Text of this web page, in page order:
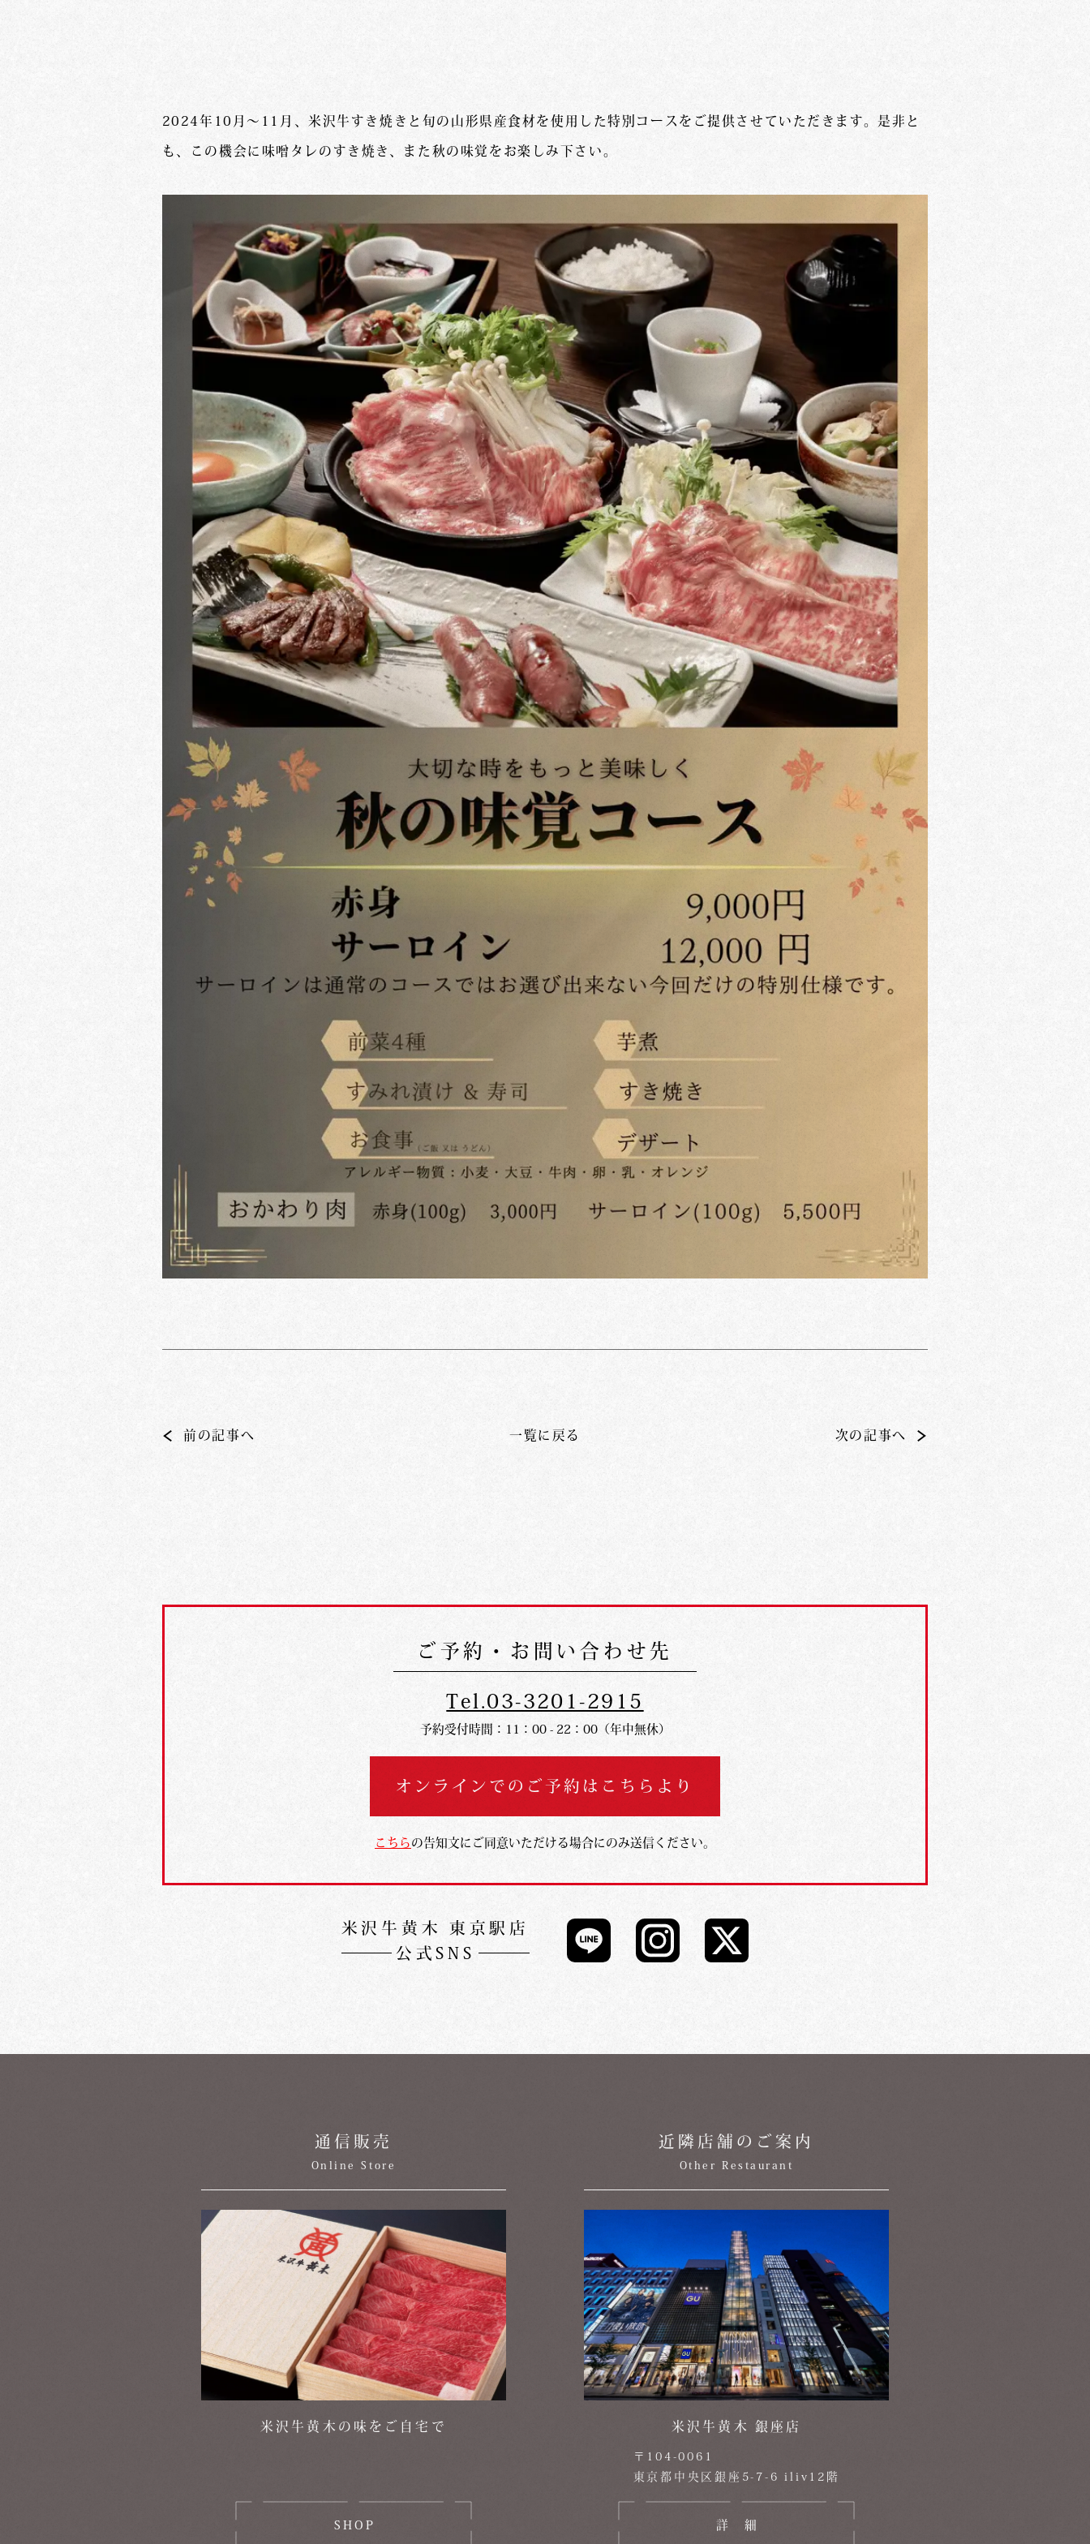
2024年10月～11月、米沢牛すき焼きと旬の山形県産食材を使用した特別コースをご提供させていただきます。是非と
も、この機会に味噌タレのすき焼き、また秋の味覚をお楽しみ下さい。
前の記事へ 一覧に戻る 次の記事へ
ご予約・お問い合わせ先
Tel.03-3201-2915
予約受付時間：11：00 - 22：00（年中無休）
オンラインでの ご予約はこちらより
こちら の告知文にご同意いただける場合にのみ送信ください。
米沢牛黄木 東京駅店
公式SNS
通信販売
Online Store
米沢牛黄木の味をご自宅で
SHOP
近隣店舗のご案内
Other Restaurant
米沢牛黄木 銀座店
〒104-0061
東京都中央区銀座5-7-6 iliv12階
詳細